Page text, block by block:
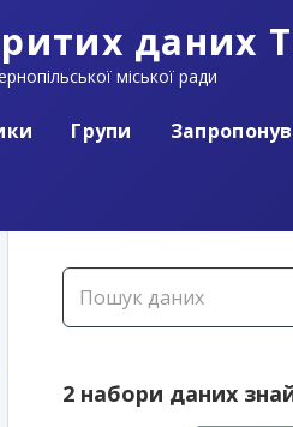
даних
міської ради
Групи
2 набори даних